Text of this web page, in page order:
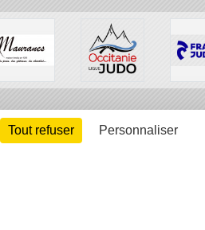
Tout refuser Personnaliser